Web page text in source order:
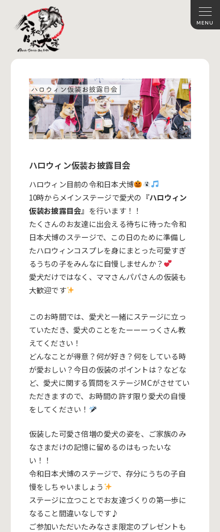
ハロウィン仮装お披露目会
ハロウィン目前の令和日本犬博
10時からメインステージで愛犬の 『ハロウィン
仮装お披露目会』 を行います！！
たくさんのお友達に出会える待ちに待った令和
日本犬博のステージで、この日のために準備し
たハロウィンコスプレを身にまとった可愛すぎ
るうちの子をみんなに自慢しませんか？
愛犬だけではなく、ママさんパパさんの仮装も
大歓迎です
このお時間では、愛犬と一緒にステージに立っ
ていただき、愛犬のことをたーーーっくさん教
えてください！
どんなことが得意？何が好き？何をしている時
が愛おしい？今日の仮装のポイントは？などな
ど、愛犬に関する質問をステージMCがさせてい
ただきますので、お時間の許す限り愛犬の自慢
をしてください！
仮装した可愛さ倍増の愛犬の姿を、ご家族のみ
なさまだけの記憶に留めるのはもったいな
い！！
令和日本犬博のステージで、存分にうちの子自
慢をしちゃいましょう
ステージに立つことでお友達づくりの第一歩に
なること間違いなしです♪
ご参加いただいたみなさま限定のプレゼントも